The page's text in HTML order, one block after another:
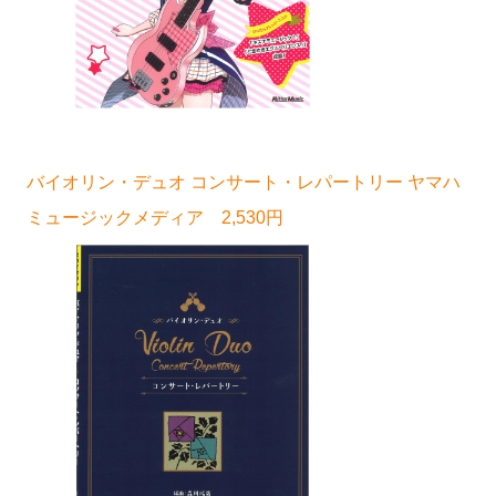
バイオリン・デュオ コンサート・レパートリー ヤマハ
ミュージックメディア 2,530円